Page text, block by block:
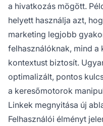
a hivatkozás mögött.
helyett használja azt,
marketing legjobb
felhasználóknak, mind
kontextust biztosít.
optimalizált, pontos
a keresőmotorok
Linkek megnyitása új
Felhasználói élményt